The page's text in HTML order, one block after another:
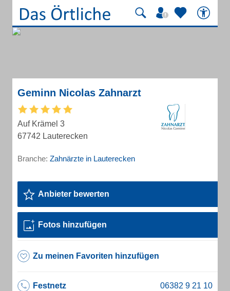
Geminn Nicolas Zahnarzt
Auf Krämel 3
67742 Lauterecken
Branche: Zahnärzte in Lauterecken
Anbieter bewerten
Fotos hinzufügen
Zu meinen Favoriten hinzufügen
Festnetz